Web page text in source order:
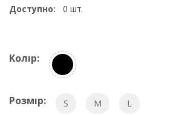
Доступно:
0 шт.
Колір:
Розмір: S M L